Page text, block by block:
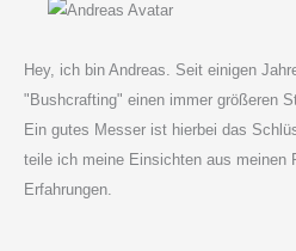
Hey, ich bin Andreas. Seit einigen
"Bushcrafting" einen immer größeren
Ein gutes Messer ist hierbei das
teile ich meine Einsichten aus meinen
Erfahrungen.